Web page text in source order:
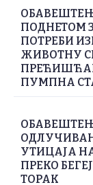
ПОДНЕТОМ
ПОТРЕБИ
ЖИВОТНУ
ПУМПНА
УТИЦАЈА
ПРЕКО
ТОРАК